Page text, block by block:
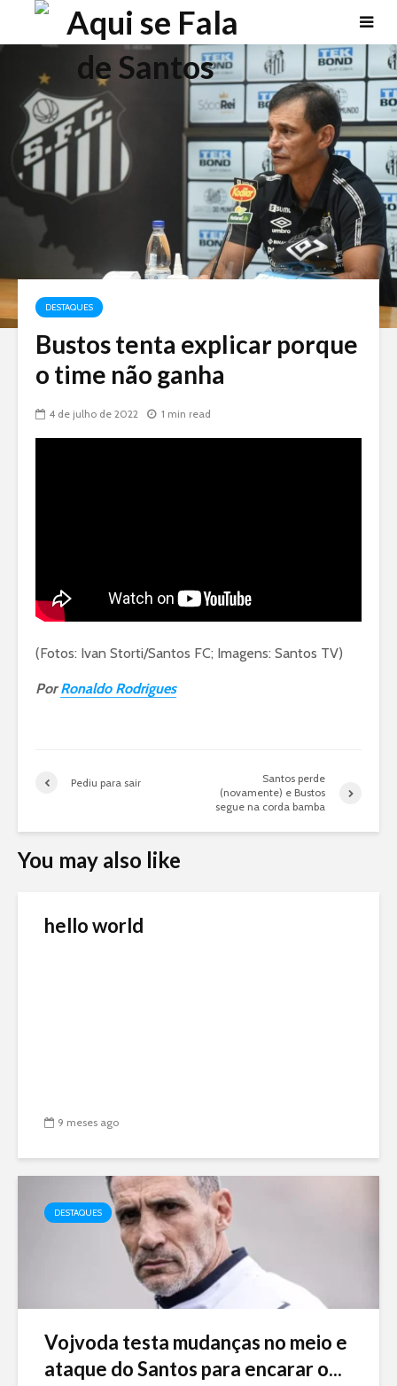
DESTAQUES
Bustos tenta explicar porque
o time não ganha
4 de julho de 2022 1 min read
(Fotos: Ivan Storti/Santos FC; Imagens: Santos TV)
PorRonaldo Rodrigues
Pediu para sair
Santos perde
(novamente) e Bustos
segue na corda bamba
You may also like
hello world
9 meses ago
DESTAQUES
Vojvoda testa mudanças no meio e
ataque do Santos para encarar o...